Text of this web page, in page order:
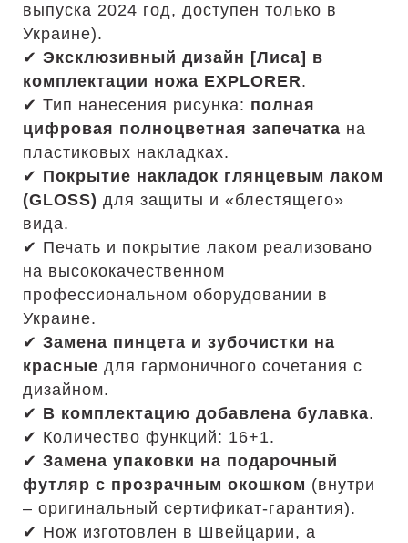
выпуска 2024 год, доступен только в
Украине).
✔ Эксклюзивный дизайн [Лиса] в
комплектации ножа EXPLORER.
✔ Тип нанесения рисунка: полная
цифровая полноцветная запечатка на
пластиковых накладках.
✔ Покрытие накладок глянцевым лаком
(GLOSS) для защиты и «блестящего»
вида.
✔ Печать и покрытие лаком реализовано
на высококачественном
профессиональном оборудовании в
Украине.
✔ Замена пинцета и зубочистки на
красные для гармоничного сочетания с
дизайном.
✔ В комплектацию добавлена булавка.
✔ Количество функций: 16+1.
✔ Замена упаковки на подарочный
футляр с прозрачным окошком (внутри
– оригинальный сертификат-гарантия).
✔ Нож изготовлен в Швейцарии, а